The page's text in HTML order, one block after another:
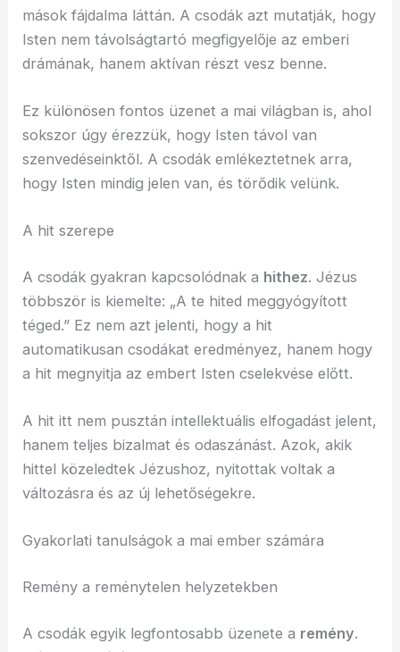
mások fájdalma láttán. A csodák azt mutatják, hogy
Isten nem távolságtartó megfigyelője az emberi
drámának, hanem aktívan részt vesz benne.
Ez különösen fontos üzenet a mai világban is, ahol
sokszor úgy érezzük, hogy Isten távol van
szenvedéseinktől. A csodák emlékeztetnek arra,
hogy Isten mindig jelen van, és törődik velünk.
A hit szerepe
A csodák gyakran kapcsolódnak a hithez. Jézus
többször is kiemelte: „A te hited meggyógyított
téged.” Ez nem azt jelenti, hogy a hit
automatikusan csodákat eredményez, hanem hogy
a hit megnyitja az embert Isten cselekvése előtt.
A hit itt nem pusztán intellektuális elfogadást jelent,
hanem teljes bizalmat és odaszánást. Azok, akik
hittel közeledtek Jézushoz, nyitottak voltak a
változásra és az új lehetőségekre.
Gyakorlati tanulságok a mai ember számára
Remény a reménytelen helyzetekben
A csodák egyik legfontosabb üzenete a remény.